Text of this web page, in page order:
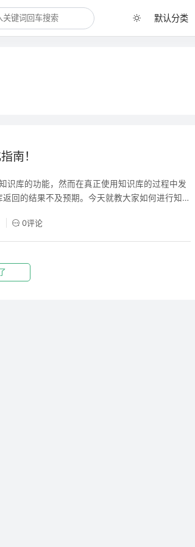
默认分类
南！
识库的功能，然而在真正使用知识库的过程中发
回的结果不及预期。今天就教大家如何进行知
0评论